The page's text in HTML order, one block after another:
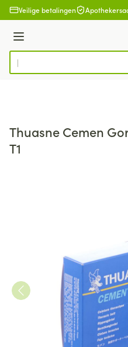
Ga naar de inhoud
Veilige betalingen
Menu
Product, merk, categorie...
Thuasne Cemen
T1